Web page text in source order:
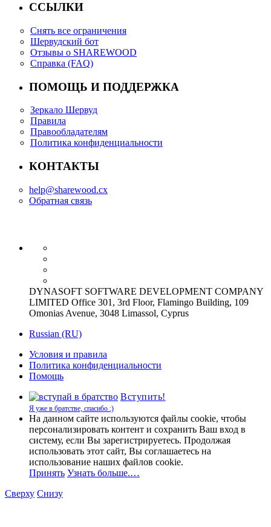
ССЫЛКИ
Снять все ограничения
Шервудский бот
Отзывы о SHAREWOOD
Справка (FAQ)
ПОМОЩЬ И ПОДДЕРЖКА
Зеркало Шервуд
Правила
Правообладателям
Политика конфиденциальности
КОНТАКТЫ
help@sharewood.cx
Обратная связь
DYNASOFT SOFTWARE DEVELOPMENT COMPANY
LIMITED Office 301, 3rd Floor, Flamingo Building, 109
Omonias Avenue, 3048 Limassol, Cyprus
Russian (RU)
Условия и правила
Политика конфиденциальности
Помощь
Вступить!
Я уже в братстве, спасибо :)
На данном сайте используются файлы cookie, чтобы
персонализировать контент и сохранить Ваш вход в
систему, если Вы зарегистрируетесь. Продолжая
использовать этот сайт, Вы соглашаетесь на
использование наших файлов cookie.
Принять Узнать больше.…
Сверху Снизу